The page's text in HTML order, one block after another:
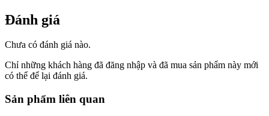
Đánh giá
Chưa có đánh giá nào.
Chỉ những khách hàng đã đăng nhập và đã mua sản phẩm này mới
có thể để lại đánh giá.
Sản phẩm liên quan